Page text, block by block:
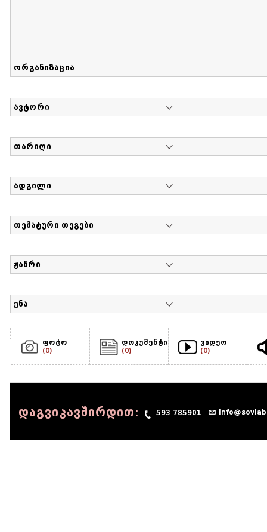
ორგანიზაცია
ავტორი
თარიღი
ადგილი
თემატური თეგები
ჟანრი
ენა
ფოტო
(0)
დოკუმენტი
(0)
ვიდეო
(0)
დაგვიკავშირდით: 593 785901